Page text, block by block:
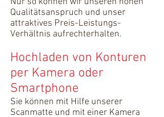
Qualitätsanspruch und unser
attraktives Preis-Leistungs-
Verhältnis aufrechterhalten.
Hochladen von Konturen
per Kamera oder
Smartphone
Sie können mit Hilfe unserer
Scanmatte und mit einer Kamera